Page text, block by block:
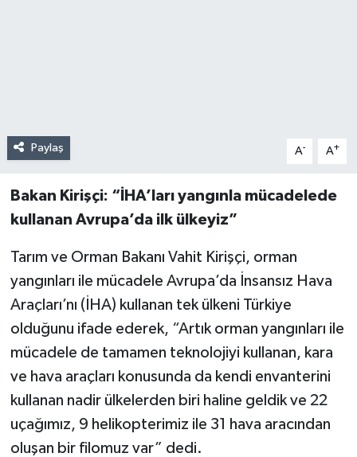
Paylaş A- A+
Bakan Kirişçi: “İHA’ları yangınla mücadelede
kullanan Avrupa’da ilk ülkeyiz”
Tarım ve Orman Bakanı Vahit Kirişçi, orman
yangınları ile mücadele Avrupa’da İnsansız Hava
Araçları’nı (İHA) kullanan tek ülkeni Türkiye
olduğunu ifade ederek, “Artık orman yangınları ile
mücadele de tamamen teknolojiyi kullanan, kara
ve hava araçları konusunda da kendi envanterini
kullanan nadir ülkelerden biri haline geldik ve 22
uçağımız, 9 helikopterimiz ile 31 hava aracından
oluşan bir filomuz var” dedi.